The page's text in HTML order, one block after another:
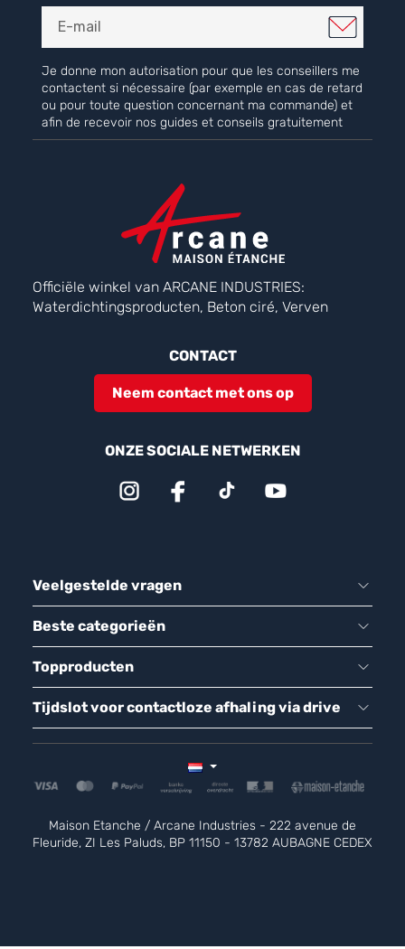
Je donne mon autorisation pour que les conseillers me
contactent si nécessaire (par exemple en cas de retard
ou pour toute question concernant ma commande) et
afin de recevoir nos guides et conseils gratuitement
Officiële winkel van ARCANE INDUSTRIES:
Waterdichtingsproducten, Beton ciré, Verven
CONTACT
Neem contact met ons op
ONZE SOCIALE NETWERKEN
Veelgestelde vragen
Beste categorieën
Topproducten
Tijdslot voor contactloze afhaling via drive
Maison Etanche / Arcane Industries - 222 avenue de
Fleuride, ZI Les Paluds, BP 11150 - 13782 AUBAGNE CEDEX